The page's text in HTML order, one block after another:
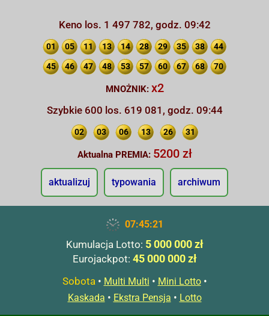
Keno los. 1 497 782, godz. 09:42
01 05 11 13 14 28 29 35 38 44
45 46 47 48 53 57 60 67 68 70
MNOŻNIK: x2
Szybkie 600 los. 619 081, godz. 09:44
02 03 06 13 26 31
Aktualna PREMIA: 5200 zł
aktualizuj typowania archiwum
07:45:22
Kumulacja Lotto: 5 000 000 zł
Eurojackpot: 45 000 000 zł
Sobota• Multi Multi • Mini Lotto•
Kaskada • Ekstra Pensja • Lotto